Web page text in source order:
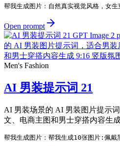
帮我生成图片：自然真实视觉风格，女
Open prompt
Men's Fashion
AI 男装提示词 21
AI 男装场景的 AI 男装图片提示
文、电商主图和男士穿搭内容生成
帮我生成图片：帮我生成10张图片:佩戴